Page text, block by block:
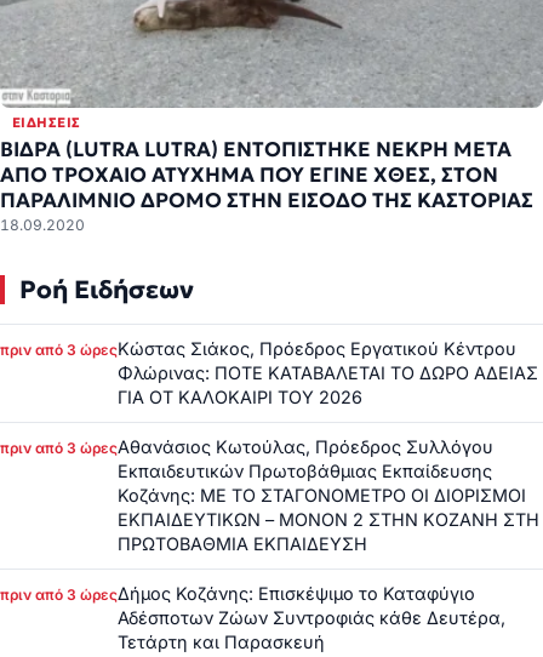
ΕΙΔΉΣΕΙΣ
ΒΙΔΡΑ (LUTRA LUTRA) ΕΝΤΟΠΙΣΤΗΚΕ ΝΕΚΡΉ ΜΕΤΑ
ΑΠΟ ΤΡΟΧΑΙΟ ΑΤΥΧΗΜΑ ΠΟΥ ΕΓΙΝΕ ΧΘΕΣ, ΣΤΟΝ
ΠΑΡΑΛΙΜΝΙΟ ΔΡΟΜΟ ΣΤΗΝ ΕΙΣΟΔΟ ΤΗΣ ΚΑΣΤΟΡΙΑΣ
18.09.2020
Ροή Ειδήσεων
πριν από 3 ώρεςΚώστας Σιάκος, Πρόεδρος Εργατικού Κέντρου
Φλώρινας: ΠΟΤΕ ΚΑΤΑΒΑΛΕΤΑΙ ΤΟ ΔΩΡΟ ΑΔΕΙΑΣ
ΓΙΑ ΟΤ ΚΑΛΟΚΑΙΡΙ ΤΟΥ 2026
πριν από 3 ώρεςΑθανάσιος Κωτούλας, Πρόεδρος Συλλόγου
Εκπαιδευτικών Πρωτοβάθμιας Εκπαίδευσης
Κοζάνης: ΜΕ ΤΟ ΣΤΑΓΟΝΟΜΕΤΡΟ ΟΙ ΔΙΟΡΙΣΜΟΙ
ΕΚΠΑΙΔΕΥΤΙΚΩΝ – ΜΟΝΟΝ 2 ΣΤΗΝ ΚΟΖΑΝΗ ΣΤΗ
ΠΡΩΤΟΒΑΘΜΙΑ ΕΚΠΑΙΔΕΥΣΗ
πριν από 3 ώρεςΔήμος Κοζάνης: Επισκέψιμο το Καταφύγιο
Αδέσποτων Ζώων Συντροφιάς κάθε Δευτέρα,
Τετάρτη και Παρασκευή